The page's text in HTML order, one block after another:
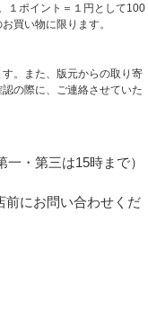
１ポイント＝１円として100
買い物に限ります。
。また、版元からの取り寄
の際に、ご連絡させていた
・第三は15時まで）
にお問い合わせくだ